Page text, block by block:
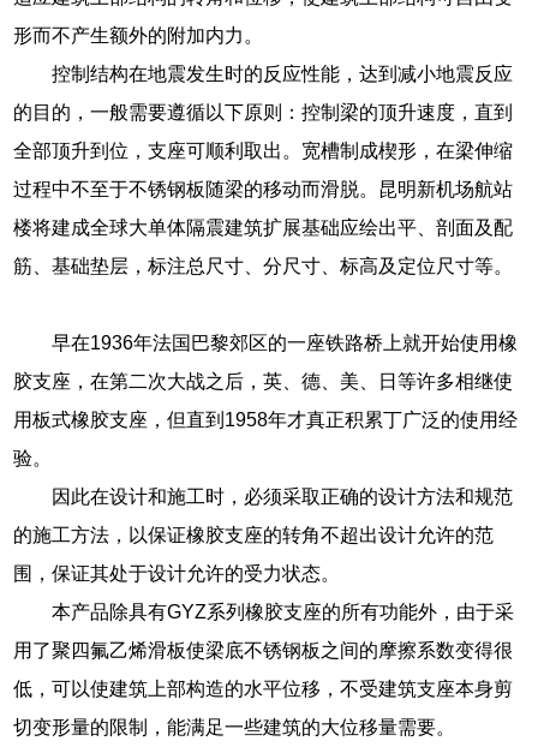
形而不产生额外的附加内力。
控制结构在地震发生时的反应性能，达到减小地震反应
的目的，一般需要遵循以下原则：控制梁的顶升速度，直到
全部顶升到位，支座可顺利取出。宽槽制成楔形，在梁伸缩
过程中不至于不锈钢板随梁的移动而滑脱。昆明新机场航站
楼将建成全球大单体隔震建筑扩展基础应绘出平、剖面及配
筋、基础垫层，标注总尺寸、分尺寸、标高及定位尺寸等。
早在1936年法国巴黎郊区的一座铁路桥上就开始使用橡
胶支座，在第二次大战之后，英、德、美、日等许多相继使
用板式橡胶支座，但直到1958年才真正积累丁广泛的使用经
验。
因此在设计和施工时，必须采取正确的设计方法和规范
的施工方法，以保证橡胶支座的转角不超出设计允许的范
围，保证其处于设计允许的受力状态。
本产品除具有GYZ系列橡胶支座的所有功能外，由于采
用了聚四氟乙烯滑板使梁底不锈钢板之间的摩擦系数变得很
低，可以使建筑上部构造的水平位移，不受建筑支座本身剪
切变形量的限制，能满足一些建筑的大位移量需要。